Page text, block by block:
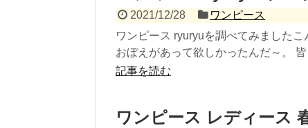
2021/12/28
ワンピース
ワンピース ryuryuを調べてみました
おぼえがあって欲しかったんだ～。
記事を読む
ワンピース レディース